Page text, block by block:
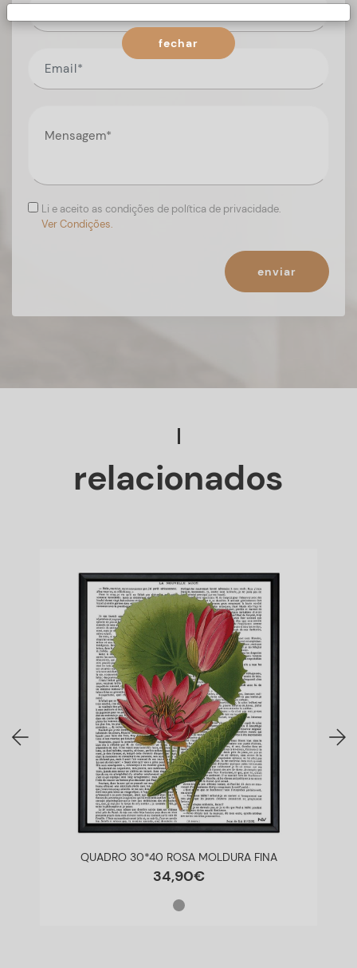
Li e aceito as condições de política de privacidade.
Ver Condições.
enviar
relacionados
QUADRO 30*40 ROSA MOLDURA FINA
34,90€
fechar